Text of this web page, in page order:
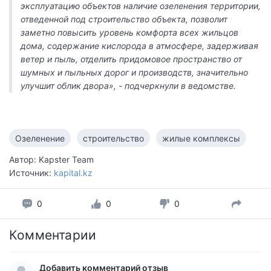
эксплуатацию объектов наличие озеленения территории,
отведенной под строительство объекта, позволит
заметно повысить уровень комфорта всех жильцов
дома, содержание кислорода в атмосфере, задерживая
ветер и пыль, отделить придомовое пространство от
шумных и пыльных дорог и производств, значительно
улучшит облик двора», - подчеркнули в ведомстве.
Озеленение строительство жилые комплексы
Автор: Kapster Team
Источник: kapital.kz
0 0 0
Комментарии
Добавить комментарий отзыв